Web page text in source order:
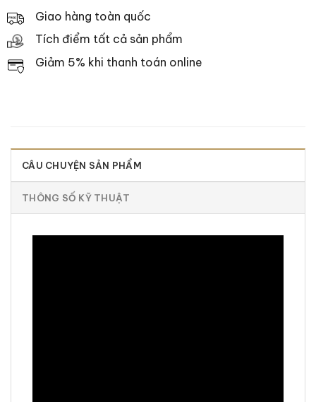
Giao hàng toàn quốc
Tích điểm tất cả sản phẩm
Giảm 5% khi thanh toán online
CÂU CHUYỆN SẢN PHẨM
THÔNG SỐ KỸ THUẬT